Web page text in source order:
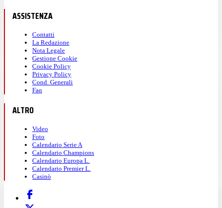
ASSISTENZA
Contatti
La Redazione
Nota Legale
Gestione Cookie
Cookie Policy
Privacy Policy
Cond. Generali
Faq
ALTRO
Video
Foto
Calendario Serie A
Calendario Champions
Calendario Europa L.
Calendario Premier L.
Casinò